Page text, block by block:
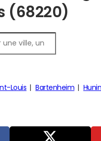
(68220)
Louis Bartenheim